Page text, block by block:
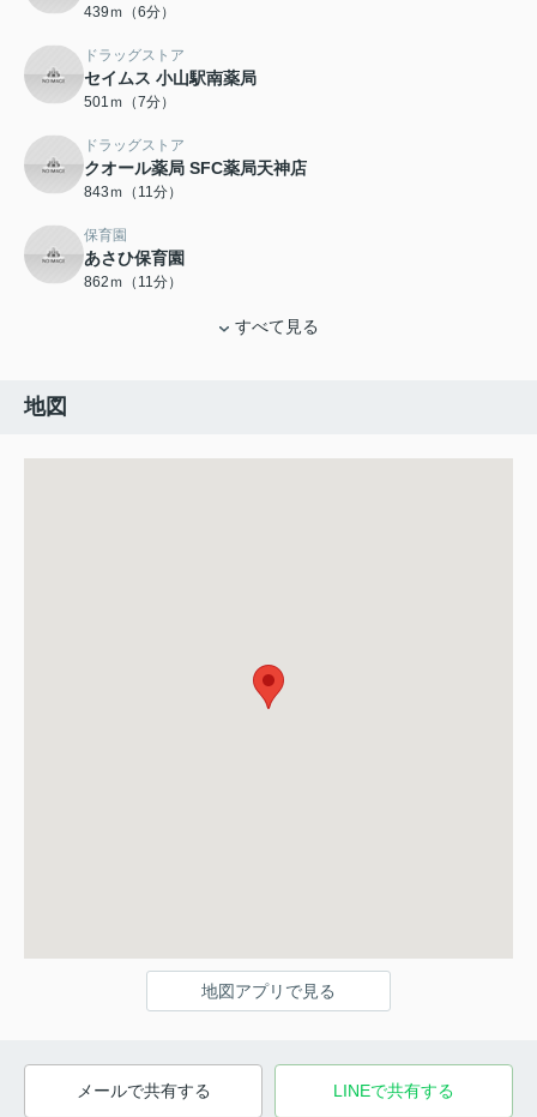
439ｍ（6分）
ドラッグストア
セイムス 小山駅南薬局
501ｍ（7分）
ドラッグストア
クオール薬局 SFC薬局天神店
843ｍ（11分）
保育園
あさひ保育園
862ｍ（11分）
すべて見る
地図
地図アプリで見る
メールで共有する LINEで共有する